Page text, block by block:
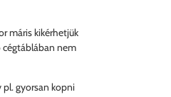
máris kikérhetjük
cégtáblában nem
gyorsan kopni